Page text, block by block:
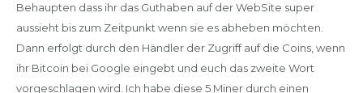
Behaupten dass ihr das Guthaben auf der WebSite super
aussieht bis zum Zeitpunkt wenn sie es abheben möchten.
Dann erfolgt durch den Händler der Zugriff auf die Coins, wenn
ihr Bitcoin bei Google eingebt und euch das zweite Wort
vorgeschlagen wird. Ich habe diese 5 Miner durch einen